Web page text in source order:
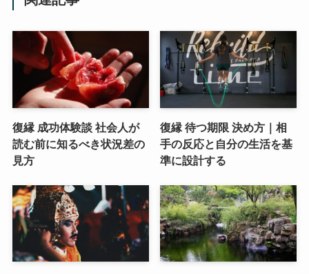
復縁 成功体験談 社会人が
読む前に知るべき状況差の
見方
復縁 待つ期限 決め方｜相
手の反応と自分の生活を基
準に設計する